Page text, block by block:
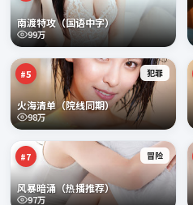
南渡特攻（国语中字）
99万
#5 犯罪
火海清单（院线同期）
98万
#7 冒险
风暴暗涌（热播推荐）
97万